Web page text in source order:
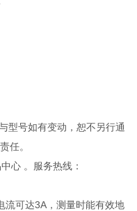
型号如有变动，恕不另行通
任。
心 。服务热线：
流可达3A，测量时能有效地